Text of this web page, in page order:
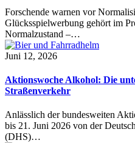
Forschende warnen vor
Glücksspielwerbung gehört im
Normalzustand –…
Juni 12, 2026
Aktionswoche Alkohol: Die
Straßenverkehr
Anlässlich der bundesweiten
bis 21. Juni 2026 von der
(DHS)…